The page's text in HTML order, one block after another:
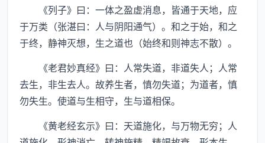
《列子》曰：一体之盈虚消息，皆通于天地，应
于万类（张湛曰：人与阴阳通气）。和之于始，和之
于终，静神灭想，生之道也（始终和则神志不散）。
《老君妙真经》曰：人常失道，非道失人；人常
去生，非生去人。故养生者，慎勿失道；为道者，慎
勿失生。使道与生相守，生与道相保。
《黄老经玄示》曰：天道施化，与万物无穷；人